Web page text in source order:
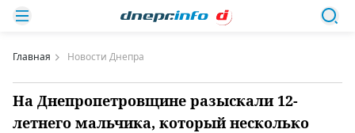
Главная Новости Днепра
На Днепропетровщине разыскали 12-
летнего мальчика, который несколько